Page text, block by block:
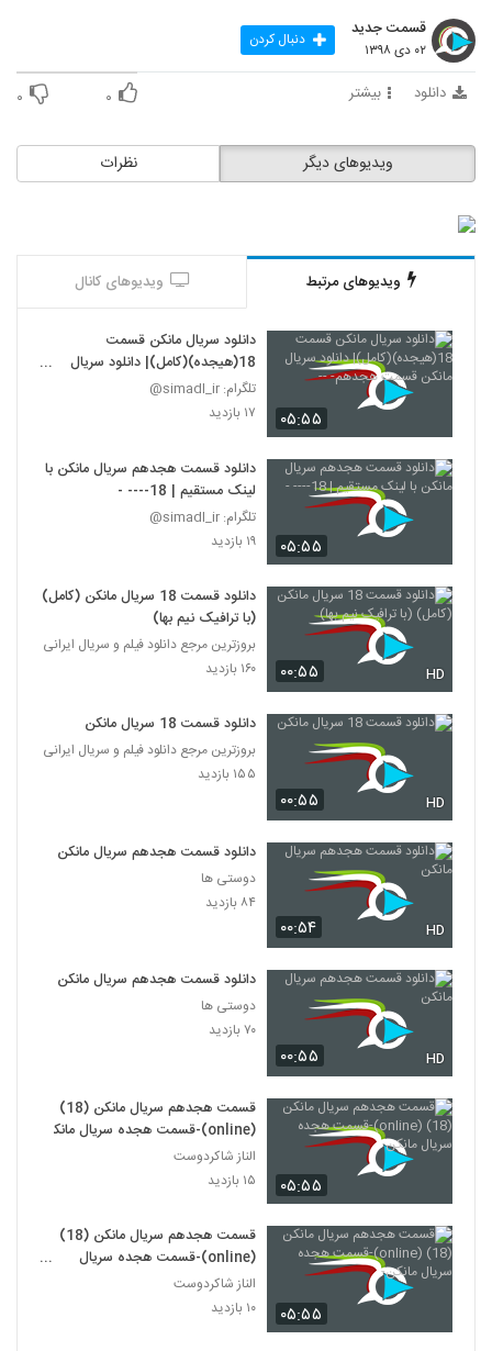
قسمت جدید
۰۲ دی ۱۳۹۸ دنبال کردن
دانلود بیشتر ۰ ۰
نظرات ویدیوهای دیگر
ویدیوهای مرتبط ویدیوهای کانال
۰۵:۵۵
دانلود سریال مانکن قسمت
18(هیجده)(کامل)| دانلود سریال
مانکن قسمت هجدهم- --
تلگرام: simadl_ir@
۱۷ بازدید
۰۵:۵۵
دانلود قسمت هجدهم سریال مانکن با
لینک مستقیم | 18---- -
تلگرام: simadl_ir@
۱۹ بازدید
۰۰:۵۵ HD
دانلود قسمت 18 سریال مانکن (کامل)
(با ترافیک نیم بها)
بروزترین مرجع دانلود فیلم و سریال ایرانی
۱۶۰ بازدید
۰۰:۵۵ HD
دانلود قسمت 18 سریال مانکن
بروزترین مرجع دانلود فیلم و سریال ایرانی
۱۵۵ بازدید
۰۰:۵۴ HD
دانلود قسمت هجدهم سریال مانکن
دوستی ها
۸۴ بازدید
۰۰:۵۵ HD
دانلود قسمت هجدهم سریال مانکن
دوستی ها
۷۰ بازدید
۰۵:۵۵
قسمت هجدهم سریال مانکن (18)
(online)-قسمت هجده سریال مانکن
الناز شاکردوست
۱۵ بازدید
۰۵:۵۵
قسمت هجدهم سریال مانکن (18)
(online)-قسمت هجده سریال
مانکن-
الناز شاکردوست
۱۰ بازدید